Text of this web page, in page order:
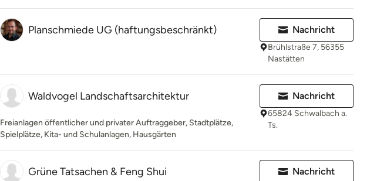
Planschmiede UG (haftungsbeschränkt) Nachricht
Brühlstraße 7, 56355
Nastätten
Waldvogel Landschaftsarchitektur
Freianlagen öffentlicher und privater Auftraggeber, Stadtplätze,
Spielplätze, Kita- und Schulanlagen, Hausgärten
Nachricht
65824 Schwalbach a.
Ts.
Grüne Tatsachen & Feng Shui Nachricht